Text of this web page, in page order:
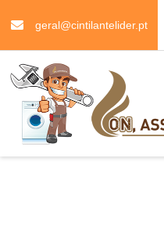
geral@cintilantelider.pt